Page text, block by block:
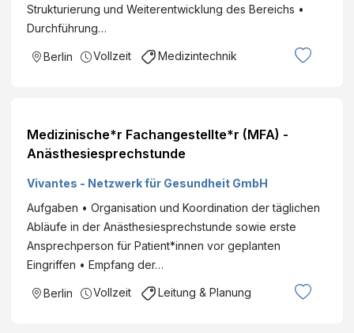
Strukturierung und Weiterentwicklung des Bereichs •
Durchführung…
Berlin Vollzeit Medizintechnik
Medizinische*r Fachangestellte*r (MFA) -
Anästhesiesprechstunde
Vivantes - Netzwerk für Gesundheit GmbH
Aufgaben • Organisation und Koordination der täglichen
Abläufe in der Anästhesiesprechstunde sowie erste
Ansprechperson für Patient*innen vor geplanten
Eingriffen • Empfang der…
Berlin Vollzeit Leitung & Planung